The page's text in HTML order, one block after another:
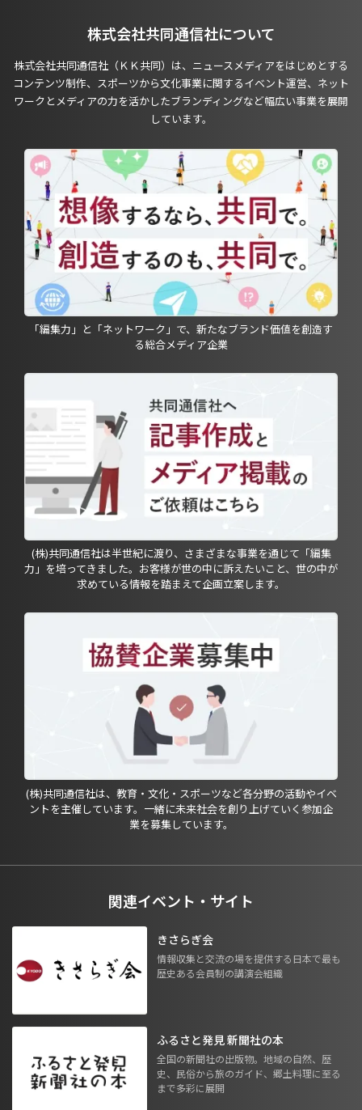
株式会社共同通信社について
株式会社共同通信社（ＫＫ共同）は、ニュースメディアをはじめとする
コンテンツ制作、スポーツから文化事業に関するイベント運営、ネット
ワークとメディアの力を活かしたブランディングなど幅広い事業を展開
しています。
「編集力」と「ネットワーク」で、新たなブランド価値を創造す
る総合メディア企業
(株)共同通信社は半世紀に渡り、さまざまな事業を通じて「編集
力」を培ってきました。お客様が世の中に訴えたいこと、世の中が
求めている情報を踏まえて企画立案します。
(株)共同通信社は、教育・文化・スポーツなど各分野の活動やイベ
ントを主催しています。一緒に未来社会を創り上げていく参加企
業を募集しています。
関連イベント・サイト
きさらぎ会
情報収集と交流の場を提供する日本で最も
歴史ある会員制の講演会組織
ふるさと発見 新聞社の本
全国の新聞社の出版物。地域の自然、歴
史、民俗から旅のガイド、郷土料理に至る
まで多彩に展開